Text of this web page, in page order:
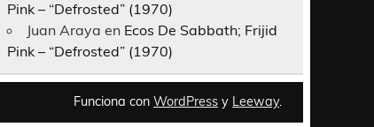
Pink – “Defrosted” (1970)
Juan Araya en Ecos De Sabbath; Frijid
Pink – “Defrosted” (1970)
Funciona con WordPress y Leeway.